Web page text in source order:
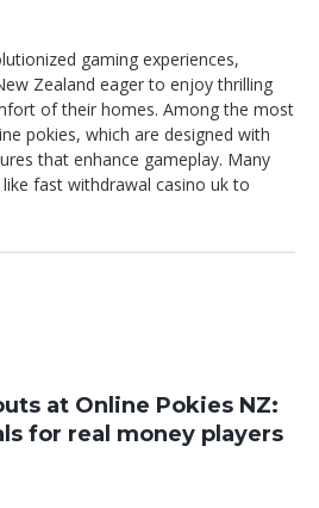
gaming experiences,
Zealand eager to enjoy thrilling
of their homes. Among the most
pokies, which are designed with
that enhance gameplay. Many
fast withdrawal casino uk to
at Online Pokies NZ:
for real money players